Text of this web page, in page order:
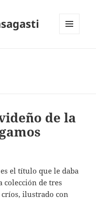
de la
el título que le daba
colección de tres
ilustrado con